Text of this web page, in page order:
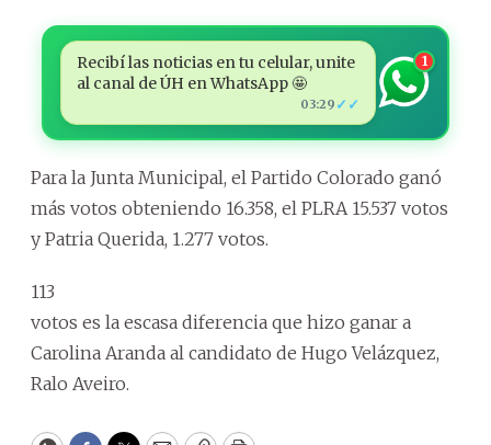
Recibí las noticias en tu celular, unite
al canal de ÚH en WhatsApp 🤩
03:29 ✓✓
1
Para la Junta Municipal, el Partido Colorado ganó
más votos obteniendo 16.358, el PLRA 15.537 votos
y Patria Querida, 1.277 votos.
113
votos es la escasa diferencia que hizo ganar a
Carolina Aranda al candidato de Hugo Velázquez,
Ralo Aveiro.